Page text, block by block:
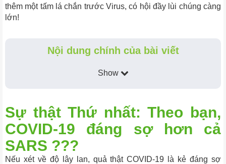
thêm một tấm lá chắn trước Virus, có hội đầy lùi chúng càng
lớn!
Nội dung chính của bài viết
Show
Sự thật Thứ nhất: Theo bạn,
COVID-19 đáng sợ hơn cả
SARS ???
Nếu xét về độ lây lan, quả thật COVID-19 là kẻ đáng sợ